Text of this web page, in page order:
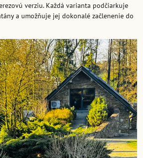
verziu. Každá varianta podčiarkuje
a umožňuje jej dokonalé začlenenie do